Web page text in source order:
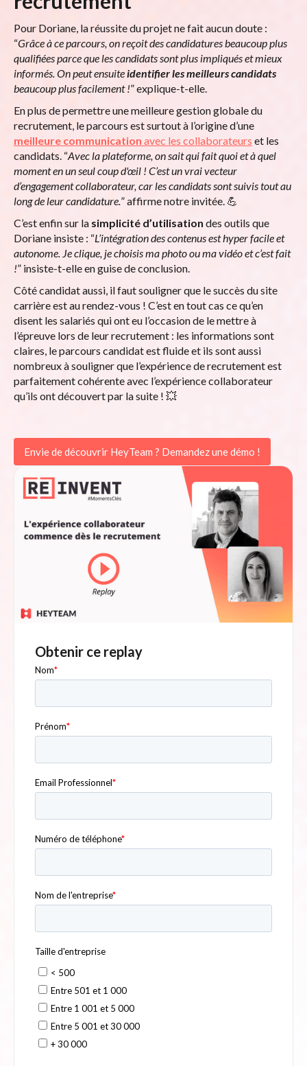
Pour Doriane, la réussite du projet ne fait aucun doute :
“Grâce à ce parcours, on reçoit des candidatures beaucoup plus
qualifiées parce que les candidats sont plus impliqués et mieux
informés. On peut ensuiteidentifier les meilleurs candidats
beaucoup plus facilement !” explique-t-elle.
En plus de permettre une meilleure gestion globale du
recrutement, le parcours est surtout à l’origine d’une
meilleure communication avec les collaborateurs et les
candidats. “Avec la plateforme, on sait qui fait quoi et à quel
moment en un seul coup d'œil ! C’est un vrai vecteur
d’engagement collaborateur, car les candidats sont suivis tout au
long de leur candidature.” affirme notre invitée. 💪
C’est enfin sur la simplicité d’utilisation des outils que
Doriane insiste : “L’intégration des contenus est hyper facile et
autonome. Je clique, je choisis ma photo ou ma vidéo et c’est fait
!” insiste-t-elle en guise de conclusion.
Côté candidat aussi, il faut souligner que le succès du site
carrière est au rendez-vous ! C’est en tout cas ce qu’en
disent les salariés qui ont eu l’occasion de le mettre à
l’épreuve lors de leur recrutement : les informations sont
claires, le parcours candidat est fluide et ils sont aussi
nombreux à souligner que l’expérience de recrutement est
parfaitement cohérente avec l’expérience collaborateur
qu’ils ont découvert par la suite ! 💥
Envie de découvrir HeyTeam ? Demandez une démo !
Obtenir ce replay